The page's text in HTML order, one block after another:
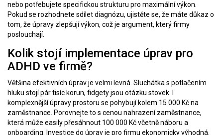
nebo potřebujete specifickou strukturu pro maximální výkon.
Pokud se rozhodnete sdílet diagnózu, ujistěte se, že máte důkaz o
tom, že úpravy zlepšují výkon, což je argument, který firmy
poslouchají.
Kolik stojí implementace úprav pro
ADHD ve firmě?
Většina efektivních úprav je velmi levná. Sluchátka s potlačením
hluku stojí pár tisíc korun, fidgety jsou otázku stovek. I
komplexnější úpravy prostoru se pohybují kolem 15 000 Kč na
zaměstnance. Porovnejte to s cenou nahrazení zaměstnance,
která může easily přesáhnout 100 000 Kč včetně náboru a
onboarding. Investice do úprav je pro firmu ekonomicky výhodná.